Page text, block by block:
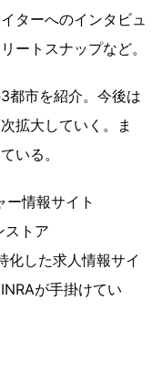
ターへのインタビュ
ートスナップなど。
都市を紹介。今後は
拡大していく。ま
いる。
情報サイト
ストア
化した求人情報サイ
が手掛けてい